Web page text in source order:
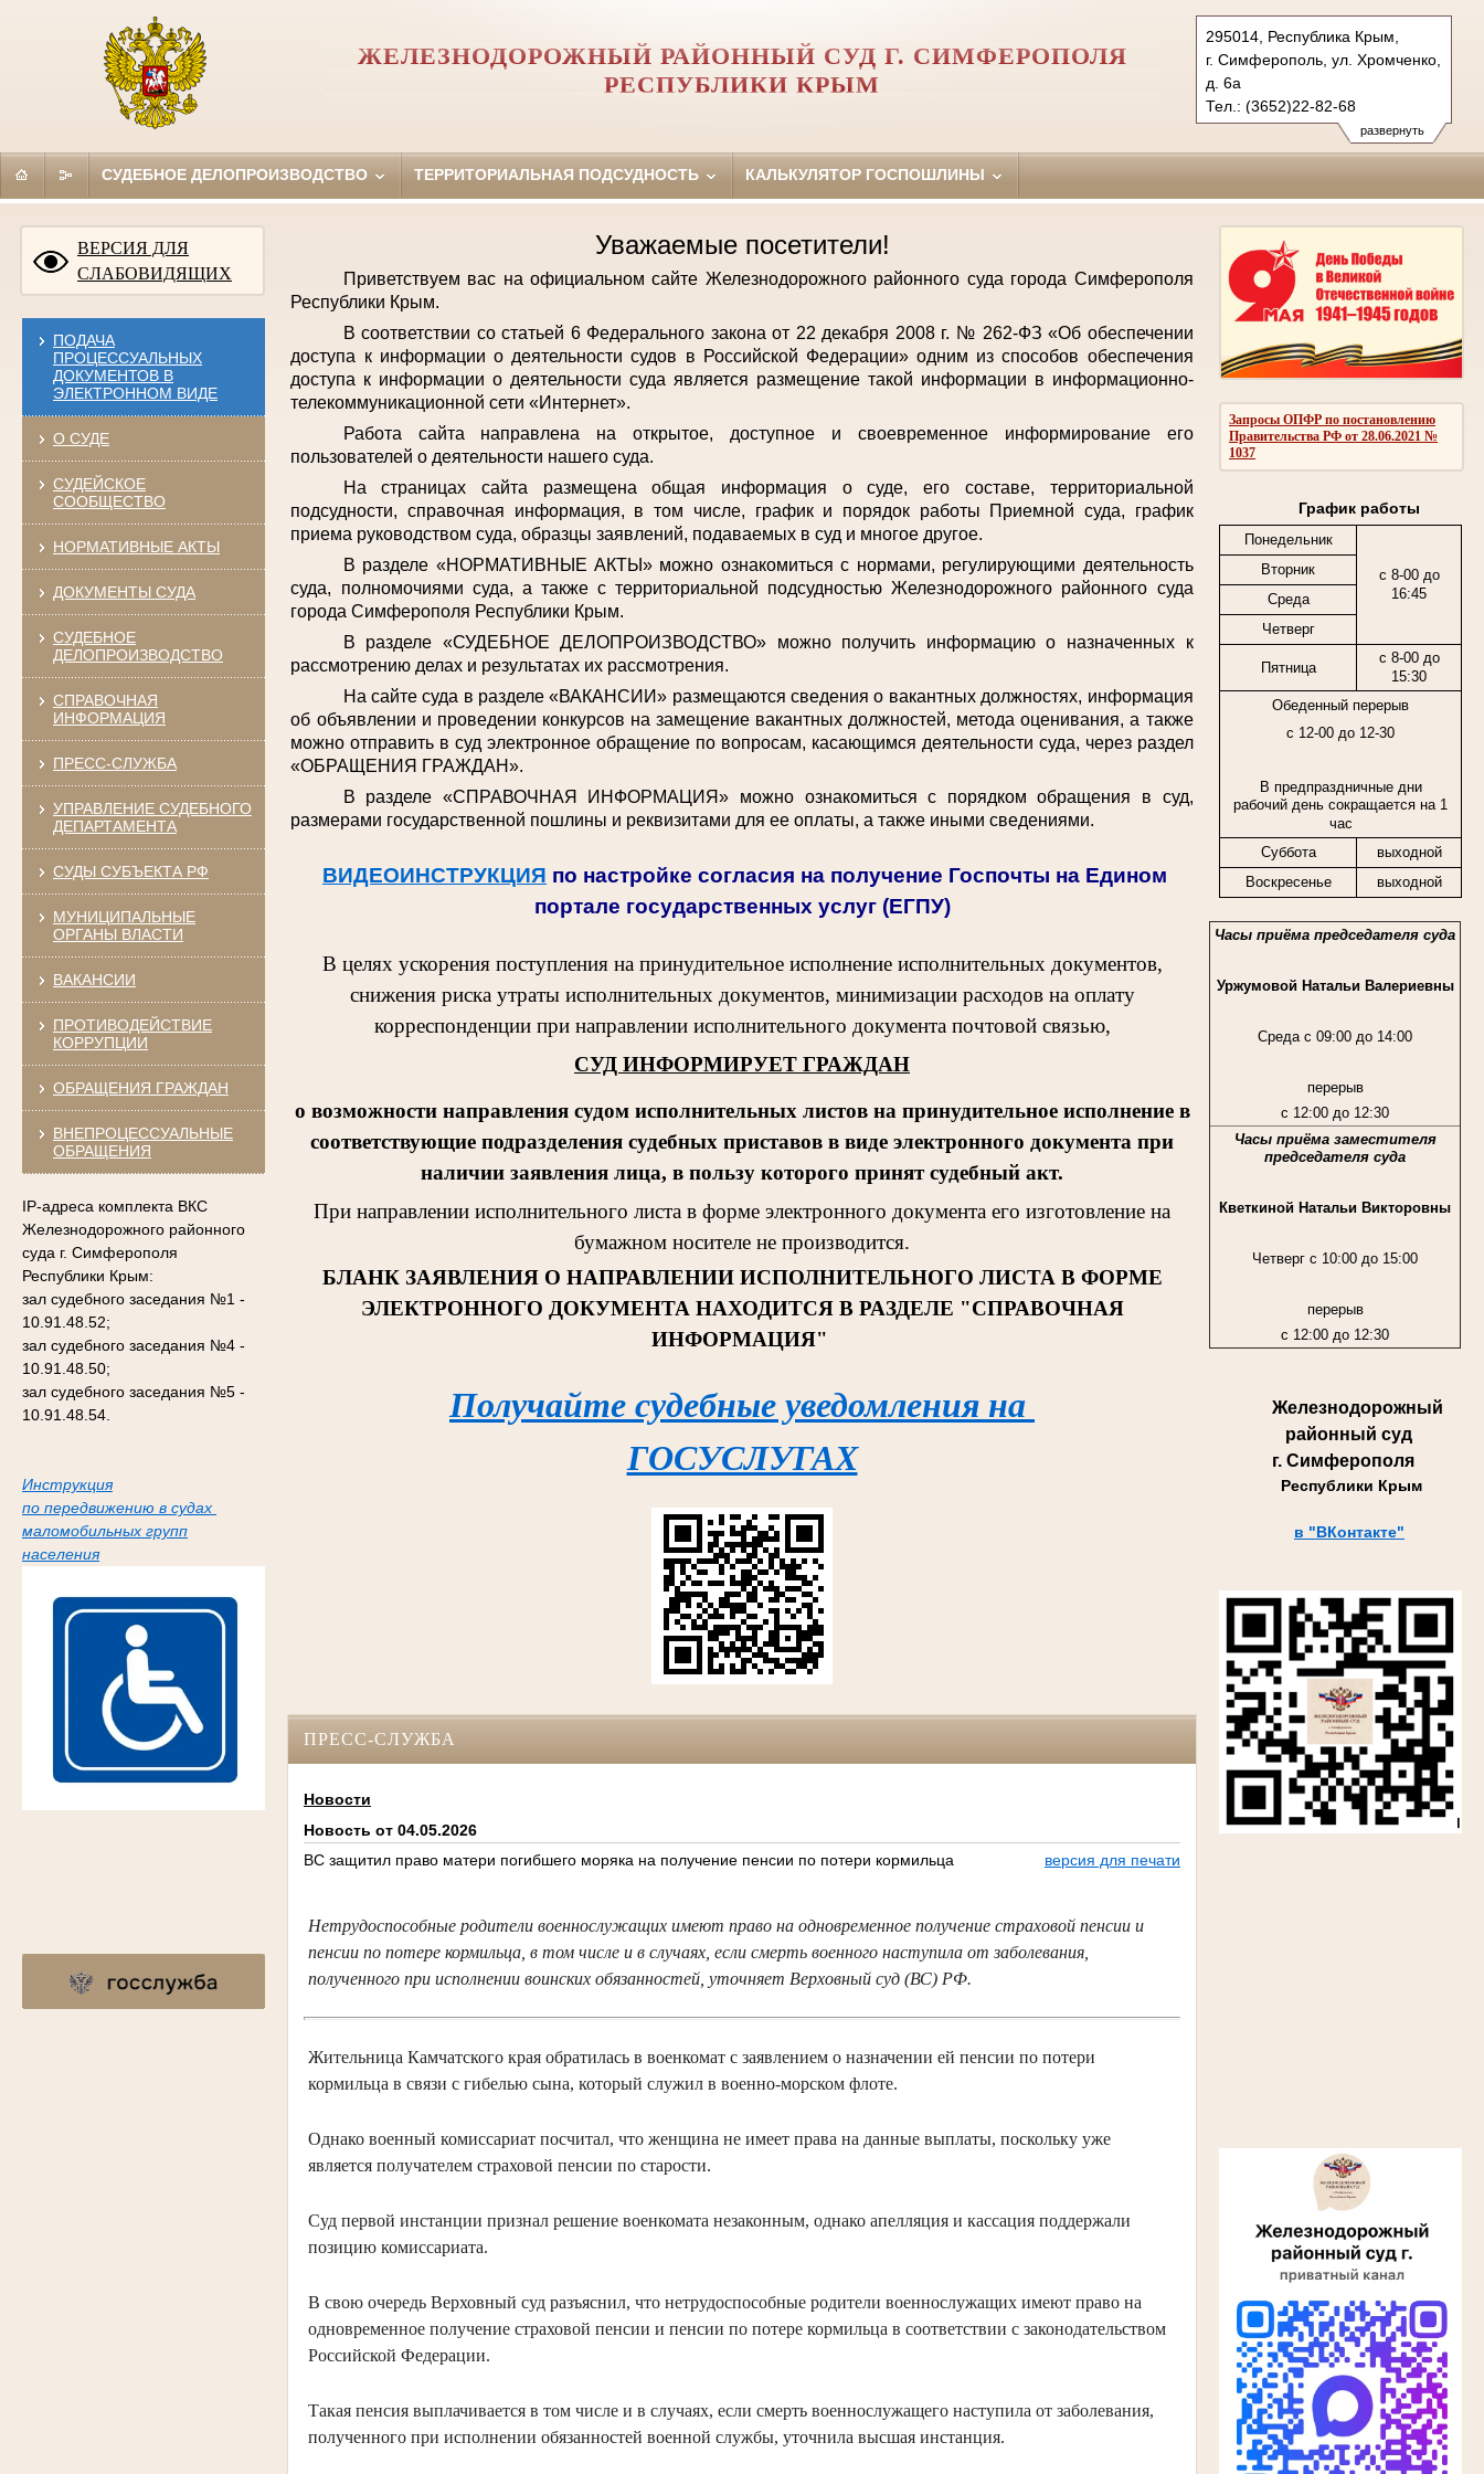
развернуть
295014, Республика Крым,
г. Симферополь, ул. Хромченко,
д. 6а
Тел.: (3652)22-82-68
zheleznodorozhniy.krm@sudrf.ru
ЖЕЛЕЗНОДОРОЖНЫЙ РАЙОННЫЙ СУД Г. СИМФЕРОПОЛЯ
РЕСПУБЛИКИ КРЫМ
СУДЕБНОЕ ДЕЛОПРОИЗВОДСТВО ТЕРРИТОРИАЛЬНАЯ ПОДСУДНОСТЬ КАЛЬКУЛЯТОР ГОСПОШЛИНЫ
ВЕРСИЯ ДЛЯ
СЛАБОВИДЯЩИХ
ПОДАЧА
ПРОЦЕССУАЛЬНЫХ
ДОКУМЕНТОВ В
ЭЛЕКТРОННОМ ВИДЕ
О СУДЕ
СУДЕЙСКОЕ
СООБЩЕСТВО
НОРМАТИВНЫЕ АКТЫ
ДОКУМЕНТЫ СУДА
СУДЕБНОЕ
ДЕЛОПРОИЗВОДСТВО
СПРАВОЧНАЯ
ИНФОРМАЦИЯ
ПРЕСС-СЛУЖБА
УПРАВЛЕНИЕ СУДЕБНОГО
ДЕПАРТАМЕНТА
СУДЫ СУБЪЕКТА РФ
МУНИЦИПАЛЬНЫЕ
ОРГАНЫ ВЛАСТИ
ВАКАНСИИ
ПРОТИВОДЕЙСТВИЕ
КОРРУПЦИИ
ОБРАЩЕНИЯ ГРАЖДАН
ВНЕПРОЦЕССУАЛЬНЫЕ
ОБРАЩЕНИЯ
IP-адреса комплекта ВКС
Железнодорожного районного
суда г. Симферополя
Республики Крым:
зал судебного заседания №1 -
10.91.48.52;
зал судебного заседания №4 -
10.91.48.50;
зал судебного заседания №5 -
10.91.48.54.
Инструкция
по передвижению в судах
маломобильных групп
населения
Запросы ОПФР по постановлению
Правительства РФ от 28.06.2021 №
1037
График работы
Понедельник
с 8-00 до
16:45
Вторник
Среда
Четверг
Пятница
с 8-00 до
15:30
Обеденный перерыв
с 12-00 до 12-30
В предпраздничные дни
рабочий день сокращается на 1
час
Суббота
выходной
Воскресенье
выходной
Часы приёма председателя суда
Уржумовой Натальи Валериевны
Среда с 09:00 до 14:00
перерыв
с 12:00 до 12:30
Часы приёма заместителя
председателя суда
Кветкиной Натальи Викторовны
Четверг с 10:00 до 15:00
перерыв
с 12:00 до 12:30
Железнодорожный
районный суд
г. Симферополя
Республики Крым
в "ВКонтакте"
Уважаемые посетители!
Приветствуем вас на официальном сайте Железнодорожного районного суда города Симферополя
Республики Крым.
В соответствии со статьей 6 Федерального закона от 22 декабря 2008 г. № 262-ФЗ «Об обеспечении
доступа к информации о деятельности судов в Российской Федерации» одним из способов обеспечения
доступа к информации о деятельности суда является размещение такой информации в информационно-
телекоммуникационной сети «Интернет».
Работа сайта направлена на открытое, доступное и своевременное информирование его
пользователей о деятельности нашего суда.
На страницах сайта размещена общая информация о суде, его составе, территориальной
подсудности, справочная информация, в том числе, график и порядок работы Приемной суда, график
приема руководством суда, образцы заявлений, подаваемых в суд и многое другое.
В разделе «НОРМАТИВНЫЕ АКТЫ» можно ознакомиться с нормами, регулирующими деятельность
суда, полномочиями суда, а также с территориальной подсудностью Железнодорожного районного суда
города Симферополя Республики Крым.
В разделе «СУДЕБНОЕ ДЕЛОПРОИЗВОДСТВО» можно получить информацию о назначенных к
рассмотрению делах и результатах их рассмотрения.
На сайте суда в разделе «ВАКАНСИИ» размещаются сведения о вакантных должностях, информация
об объявлении и проведении конкурсов на замещение вакантных должностей, метода оценивания, а также
можно отправить в суд электронное обращение по вопросам, касающимся деятельности суда, через раздел
«ОБРАЩЕНИЯ ГРАЖДАН».
В разделе «СПРАВОЧНАЯ ИНФОРМАЦИЯ» можно ознакомиться с порядком обращения в суд,
размерами государственной пошлины и реквизитами для ее оплаты, а также иными сведениями.
ВИДЕОИНСТРУКЦИЯ по настройке согласия на получение Госпочты на Едином
портале государственных услуг (ЕГПУ)
В целях ускорения поступления на принудительное исполнение исполнительных документов,
снижения риска утраты исполнительных документов, минимизации расходов на оплату
корреспонденции при направлении исполнительного документа почтовой связью,
СУД ИНФОРМИРУЕТ ГРАЖДАН
о возможности направления судом исполнительных листов на принудительное исполнение в
соответствующие подразделения судебных приставов в виде электронного документа при
наличии заявления лица, в пользу которого принят судебный акт.
При направлении исполнительного листа в форме электронного документа его изготовление на
бумажном носителе не производится.
БЛАНК ЗАЯВЛЕНИЯ О НАПРАВЛЕНИИ ИСПОЛНИТЕЛЬНОГО ЛИСТА В ФОРМЕ
ЭЛЕКТРОННОГО ДОКУМЕНТА НАХОДИТСЯ В РАЗДЕЛЕ "СПРАВОЧНАЯ
ИНФОРМАЦИЯ"
Получайте судебные уведомления на
ГОСУСЛУГАХ
ПРЕСС-СЛУЖБА
Новости
Новость от 04.05.2026
ВС защитил право матери погибшего моряка на получение пенсии по потери кормильца
версия для печати
Нетрудоспособные родители военнослужащих имеют право на одновременное получение страховой пенсии и
пенсии по потере кормильца, в том числе и в случаях, если смерть военного наступила от заболевания,
полученного при исполнении воинских обязанностей, уточняет Верховный суд (ВС) РФ.
Жительница Камчатского края обратилась в военкомат с заявлением о назначении ей пенсии по потери
кормильца в связи с гибелью сына, который служил в военно-морском флоте.
Однако военный комиссариат посчитал, что женщина не имеет права на данные выплаты, поскольку уже
является получателем страховой пенсии по старости.
Суд первой инстанции признал решение военкомата незаконным, однако апелляция и кассация поддержали
позицию комиссариата.
В свою очередь Верховный суд разъяснил, что нетрудоспособные родители военнослужащих имеют право на
одновременное получение страховой пенсии и пенсии по потере кормильца в соответствии с законодательством
Российской Федерации.
Такая пенсия выплачивается в том числе и в случаях, если смерть военнослужащего наступила от заболевания,
полученного при исполнении обязанностей военной службы, уточнила высшая инстанция.